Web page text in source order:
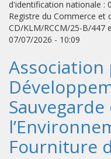
d'identification nationale :
Registre du Commerce et
CD/KLM/RCCM/25-B/447
07/07/2026 - 10:09
Association
Sauvegarde
Fourniture